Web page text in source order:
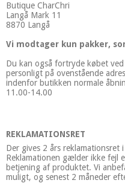
Butique CharChri
Langå Mark 11
8870 Langå
Vi modtager kun pakker,
Du kan også fortryde købet
personligt på ovenstående
indenfor butikken normale
11.00-14.00
REKLAMATIONSRET
Der gives 2 års reklamationsret
Reklamationen gælder ikke fejl
betjening af produktet. Vi
muligt, og senest 2 måneder